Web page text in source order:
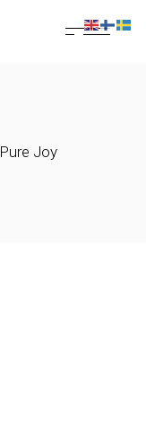
Pure Joy